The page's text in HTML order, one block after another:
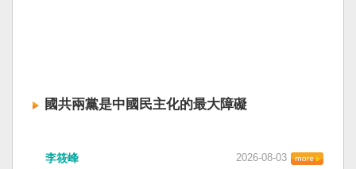
國共兩黨是中國民主化的最大障礙
李筱峰 2026-08-03